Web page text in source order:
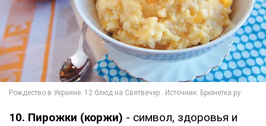
10. Пирожки (коржи) - символ, здоровья и